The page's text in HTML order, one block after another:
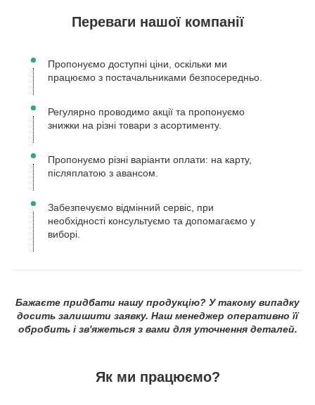
Переваги нашої компанії
Пропонуємо доступні ціни, оскільки ми
працюємо з постачальниками безпосередньо.
Регулярно проводимо акції та пропонуємо
знижки на різні товари з асортименту.
Пропонуємо різні варіанти оплати: на карту,
післяплатою з авансом.
Забезпечуємо відмінний сервіс, при
необхідності консультуємо та допомагаємо у
виборі.
Бажаєте придбати нашу продукцію? У такому випадку
досить залишити заявку. Наш менеджер оперативно її
обробить і зв'яжеться з вами для уточнення деталей.
Як ми працюємо?